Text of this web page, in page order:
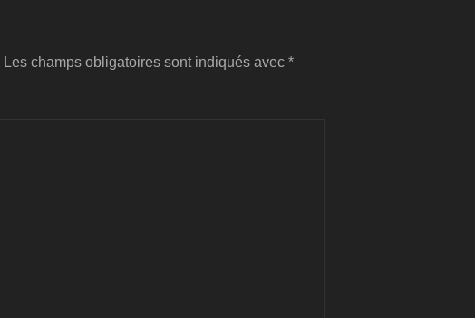
Les champs obligatoires sont indiqués avec *